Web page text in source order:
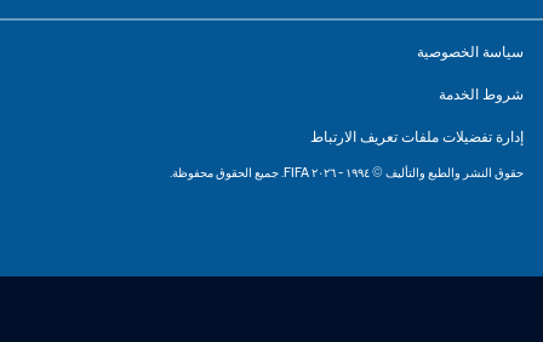
سياسة الخصوصية
شروط الخدمة
إدارة تفضيلات ملفات تعريف الارتباط
حقوق النشر والطبع والتأليف © ١٩٩٤ - ٢٠٢٦ FIFA. جميع الحقوق محفوظة.